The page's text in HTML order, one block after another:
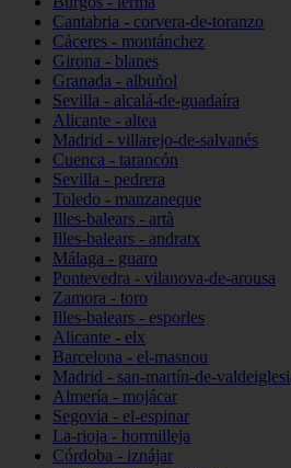
Cantabria - corvera-de-toranzo
Cáceres - montánchez
Girona - blanes
Granada - albuñol
Sevilla - alcalá-de-guadaíra
Alicante - altea
Madrid - villarejo-de-salvanés
Cuenca - tarancón
Sevilla - pedrera
Toledo - manzaneque
Illes-balears - artà
Illes-balears - andratx
Málaga - guaro
Pontevedra - vilanova-de-arousa
Zamora - toro
Illes-balears - esporles
Alicante - elx
Barcelona - el-masnou
Madrid - san-martín-de-
Almería - mojácar
Segovia - el-espinar
La-rioja - hormilleja
Córdoba - iznájar